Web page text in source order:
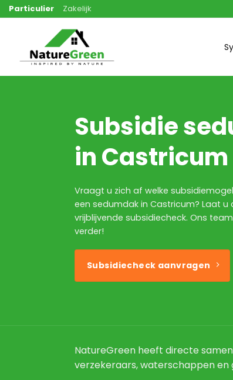
Ga
naar
Particulier Zakelijk
Subsidie
in Castricum
Vraagt u zich af welke
een sedumdak in Castricum? Laat u
vrijblijvende subsidiecheck. Ons
verder!
Subsidiecheck aanvragen
NatureGreen heeft directe
verzekeraars, waterschappen en